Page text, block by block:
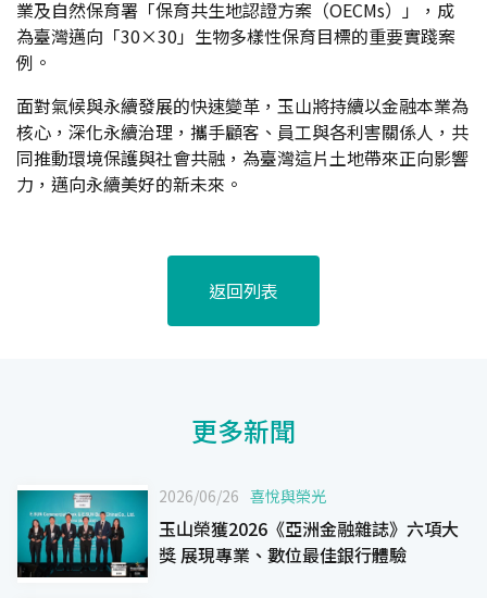
業及自然保育署「保育共生地認證方案（OECMs）」，成
為臺灣邁向「30×30」生物多樣性保育目標的重要實踐案
例。
面對氣候與永續發展的快速變革，玉山將持續以金融本業為
核心，深化永續治理，攜手顧客、員工與各利害關係人，共
同推動環境保護與社會共融，為臺灣這片土地帶來正向影響
力，邁向永續美好的新未來。
返回列表
更多新聞
2026/06/26 喜悅與榮光
玉山榮獲2026《亞洲金融雜誌》六項大
獎 展現專業、數位最佳銀行體驗